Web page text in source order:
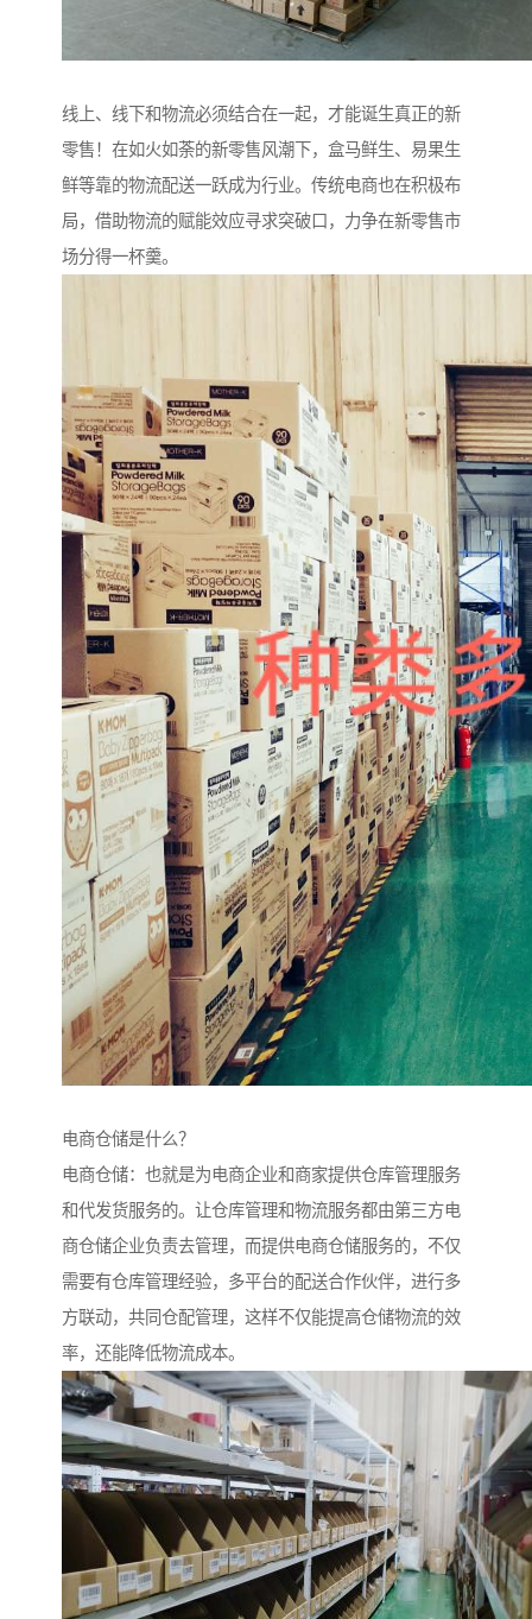
线上、线下和物流必须结合在一起，才能诞生真正的新
零售！在如火如荼的新零售风潮下，盒马鲜生、易果生
鲜等靠的物流配送一跃成为行业。传统电商也在积极布
局，借助物流的赋能效应寻求突破口，力争在新零售市
场分得一杯羹。
电商仓储是什么？
电商仓储：也就是为电商企业和商家提供仓库管理服务
和代发货服务的。让仓库管理和物流服务都由第三方电
商仓储企业负责去管理，而提供电商仓储服务的，不仅
需要有仓库管理经验，多平台的配送合作伙伴，进行多
方联动，共同仓配管理，这样不仅能提高仓储物流的效
率，还能降低物流成本。